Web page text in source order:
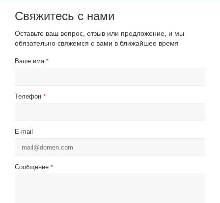
Свяжитесь с нами
Оставьте ваш вопрос, отзыв или предложение, и мы
обязательно свяжемся с вами в ближайшее время
Ваше имя *
Телефон *
E-mail
Сообщение *